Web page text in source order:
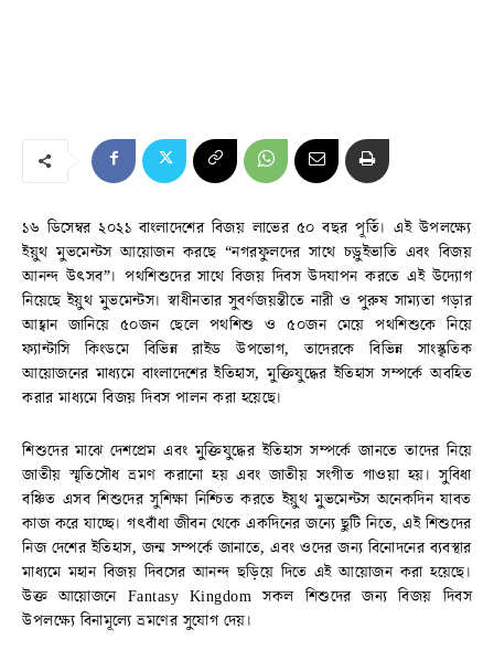
১৬ ডিসেম্বর ২০২১ বাংলাদেশের বিজয় লাভের ৫০ বছর পূর্তি। এই উপলক্ষ্যে
ইয়ুথ মুভমেন্টস আয়োজন করছে “নগরফুলদের সাথে চড়ুইভাতি এবং বিজয়
আনন্দ উৎসব”। পথশিশুদের সাথে বিজয় দিবস উদযাপন করতে এই উদ্যোগ
নিয়েছে ইয়ুথ মুভমেন্টস। স্বাধীনতার সুবর্ণজয়ন্তীতে নারী ও পুরুষ সাম্যতা গড়ার
আহ্বান জানিয়ে ৫০জন ছেলে পথশিশু ও ৫০জন মেয়ে পথশিশুকে নিয়ে
ফ্যান্টাসি কিংডমে বিভিন্ন রাইড উপভোগ, তাদেরকে বিভিন্ন সাংস্কৃতিক
আয়োজনের মাধ্যমে বাংলাদেশের ইতিহাস, মুক্তিযুদ্ধের ইতিহাস সম্পর্কে অবহিত
করার মাধ্যমে বিজয় দিবস পালন করা হয়েছে।
শিশুদের মাঝে দেশপ্রেম এবং মুক্তিযুদ্ধের ইতিহাস সম্পর্কে জানতে তাদের নিয়ে
জাতীয় স্মৃতিসৌধ ভ্রমণ করানো হয় এবং জাতীয় সংগীত গাওয়া হয়। সুবিধা
বঞ্চিত এসব শিশুদের সুশিক্ষা নিশ্চিত করতে ইয়ুথ মুভমেন্টস অনেকদিন যাবত
কাজ করে যাচ্ছে। গৎবাঁধা জীবন থেকে একদিনের জন্যে ছুটি নিতে, এই শিশুদের
নিজ দেশের ইতিহাস, জন্ম সম্পর্কে জানাতে, এবং ওদের জন্য বিনোদনের ব্যবস্থার
মাধ্যমে মহান বিজয় দিবসের আনন্দ ছড়িয়ে দিতে এই আয়োজন করা হয়েছে।
উক্ত আয়োজনে Fantasy Kingdom সকল শিশুদের জন্য বিজয় দিবস
উপলক্ষ্যে বিনামূল্যে ভ্রমণের সুযোগ দেয়।